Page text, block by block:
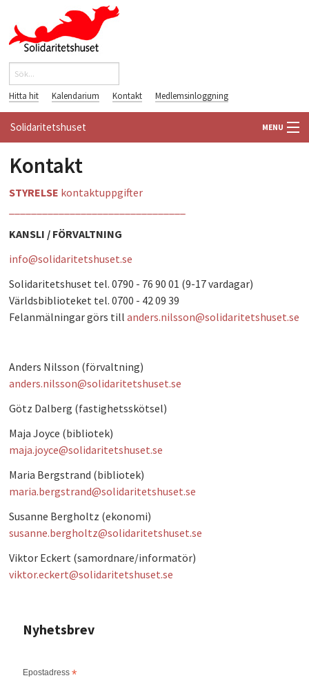
Hoppa till huvudinnehåll
Sökformulär
Hitta hit Kalendarium Kontakt Medlemsinloggning
Solidaritetshuset MENU
HEM
OM OSS
VÄRLDSBIBLIOTEKET
Kontakt
STYRELSE kontaktuppgifter
KANSLI / FÖRVALTNING
info@solidaritetshuset.se
Solidaritetshuset tel. 0790 - 76 90 01 (9-17 vardagar)
Världsbiblioteket tel. 0700 - 42 09 39
Felanmälningar görs tillanders.nilsson@solidaritetshuset.se
Anders Nilsson (förvaltning)
anders.nilsson@solidaritetshuset.se
Götz Dalberg (fastighetsskötsel)
Maja Joyce (bibliotek)
maja.joyce@solidaritetshuset.se
Maria Bergstrand (bibliotek)
maria.bergstrand@solidaritetshuset.se
Susanne Bergholtz (ekonomi)
susanne.bergholtz@solidaritetshuset.se
Viktor Eckert (samordnare/informatör)
viktor.eckert@solidaritetshuset.se
Nyhetsbrev
Epostadress*